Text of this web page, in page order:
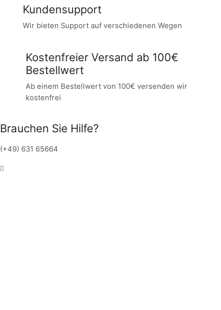
Kundensupport
Wir bieten Support auf verschiedenen Wegen
Kostenfreier Versand ab 100€
Bestellwert
Ab einem Bestellwert von 100€ versenden wir
kostenfrei
Brauchen Sie Hilfe?
(+49) 631 65664